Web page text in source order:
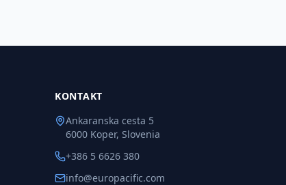
KONTAKT
Ankaranska cesta 5
6000 Koper, Slovenia
+386 5 6626 380
info@europacific.com